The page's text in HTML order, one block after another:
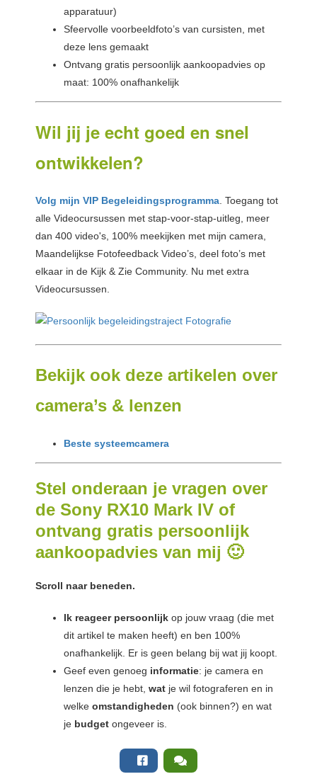
apparatuur)
Sfeervolle voorbeeldfoto’s van cursisten, met
deze lens gemaakt
Ontvang gratis persoonlijk aankoopadvies op
maat: 100% onafhankelijk
Wil jij je echt goed en snel
ontwikkelen?
Volg mijn VIP Begeleidingsprogramma . Toegang tot
alle Videocursussen met stap-voor-stap-uitleg, meer
dan 400 video's, 100% meekijken met mijn camera,
Maandelijkse Fotofeedback Video’s, deel foto’s met
elkaar in de Kijk & Zie Community. Nu met extra
Videocursussen.
Bekijk ook deze artikelen over
camera’s & lenzen
Beste systeemcamera
Stel onderaan je vragen over
de Sony RX10 Mark IV of
ontvang gratis persoonlijk
aankoopadvies van mij 🙂
Scroll naar beneden.
Ik reageer persoonlijk op jouw vraag (die met
dit artikel te maken heeft) en ben 100%
onafhankelijk. Er is geen belang bij wat jij koopt.
Geef even genoeg informatie: je camera en
lenzen die je hebt, wat je wil fotograferen en in
welke omstandigheden (ook binnen?) en wat
je budget ongeveer is.